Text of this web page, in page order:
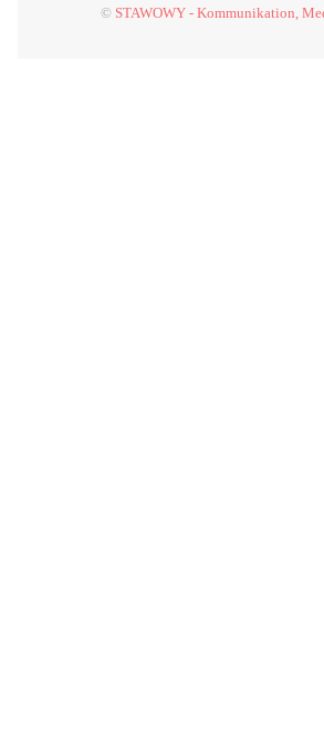
© STAWOWY - Kommunikation,